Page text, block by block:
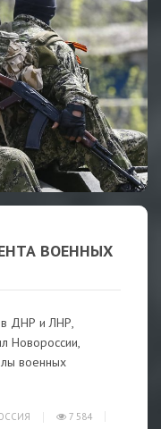
ВОЕННЫХ
ДНР и ЛНР,
Новороссии,
военных
7 584